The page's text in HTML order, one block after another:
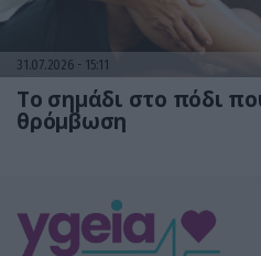
31.07.2026 15:11
Το σημάδι στο πόδι
θρόμβωση